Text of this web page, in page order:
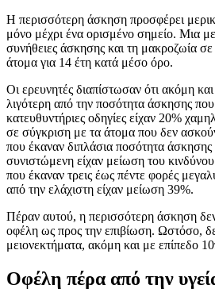
Η περισσότερη άσκηση προσφέρει
μόνο μέχρι ένα ορισμένο σημείο. Μια
συνήθειες άσκησης και τη μακροζωία
άτομα για 14 έτη κατά μέσο όρο.
Οι ερευνητές διαπίστωσαν ότι ακόμη
λιγότερη από την ποσότητα άσκησης που
κατευθυντήριες οδηγίες είχαν 20%
σε σύγκριση με τα άτομα που δεν
που έκαναν διπλάσια ποσότητα άσκησης
συνιστώμενη είχαν μείωση του
που έκαναν τρεις έως πέντε φορές
από την ελάχιστη είχαν μείωση 39%.
Πέραν αυτού, η περισσότερη άσκηση
οφέλη ως προς την επιβίωση. Ωστόσο,
μειονεκτήματα, ακόμη και με επίπεδο
Οφέλη πέρα από την